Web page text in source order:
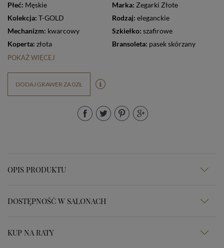
Płeć: Męskie Marka: Zegarki Złote
Kolekcja: T-GOLD Rodzaj: eleganckie
Mechanizm: kwarcowy Szkiełko: szafirowe
Koperta: złota Bransoleta: pasek skórzany
POKAŻ WIĘCEJ
DODAJ GRAWER ZA 0ZŁ
OPIS PRODUKTU
DOSTĘPNOŚĆ W SALONACH
KUP NA RATY